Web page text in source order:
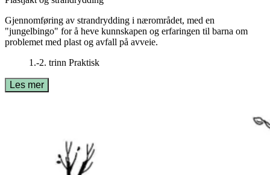
Gjennomføring av strandrydding i nærområdet, med en
"jungelbingo" for å heve kunnskapen og erfaringen til barna om
problemet med plast og avfall på avveie.
1.-2. trinn Praktisk
Les mer